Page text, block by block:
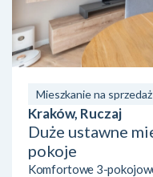
Mieszkanie na sprzedaż
Kraków, Ruczaj
Duże ustawne
pokoje
Komfortowe 3-